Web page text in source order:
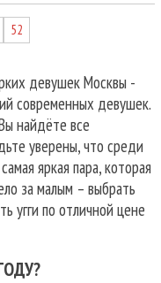
52
девушек Москвы -
современных девушек.
найдёте все
уверены, что среди
яркая пара, которая
за малым – выбрать
угги по отличной цене